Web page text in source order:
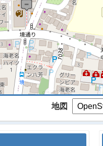
地図